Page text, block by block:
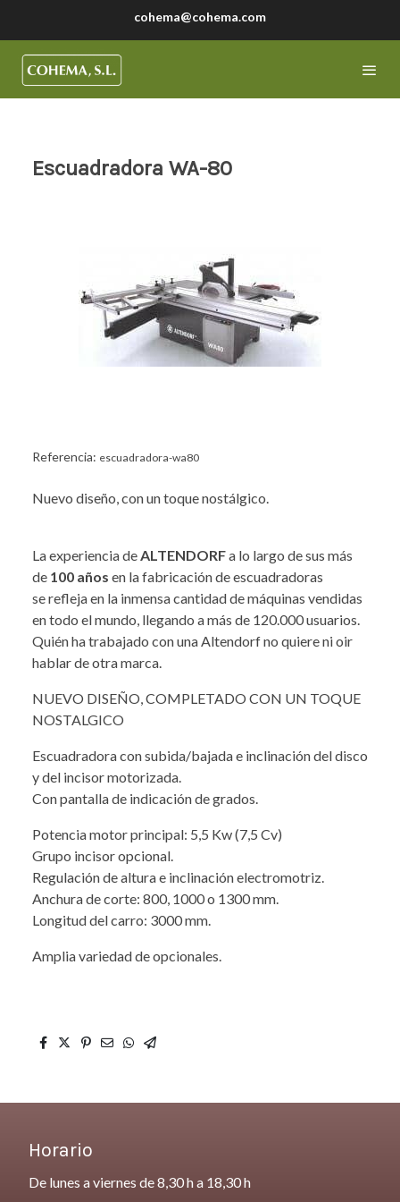
cohema@cohema.com
Escuadradora WA-80
Referencia: escuadradora-wa80
Nuevo diseño, con un toque nostálgico.
La experiencia deALTENDORFa lo largo de sus más
de 100 años en la fabricación de escuadradoras
se refleja en la inmensa cantidad de máquinas vendidas
en todo el mundo, llegando a más de 120.000 usuarios.
Quién ha trabajado con una Altendorf no quiere ni oir
hablar de otra marca.
NUEVO DISEÑO, COMPLETADO CON UN TOQUE
NOSTALGICO
Escuadradora con subida/bajada e inclinación del disco
y del incisor motorizada.
Con pantalla de indicación de grados.
Potencia motor principal: 5,5 Kw (7,5 Cv)
Grupo incisor opcional.
Regulación de altura e inclinación electromotriz.
Anchura de corte: 800, 1000 o 1300 mm.
Longitud del carro: 3000 mm.
Amplia variedad de opcionales.
Horario
De lunes a viernes de 8,30 h a 18,30 h